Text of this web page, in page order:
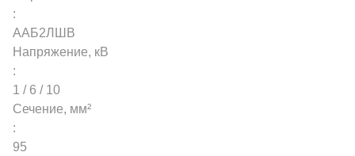
:
ААБ2ЛШВ
Напряжение, кВ
:
1 / 6 / 10
Сечение, мм²
:
95